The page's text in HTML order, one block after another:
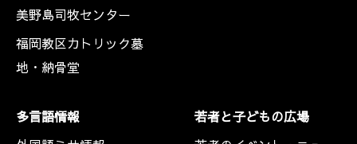
美野島司牧センター
福岡教区カトリック墓
地・納骨堂
多言語情報
若者と子どもの広場